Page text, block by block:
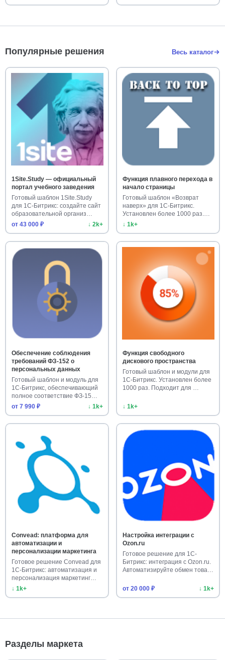
Популярные решения Весь каталог
1Site.Study — официальный
портал учебного заведения
Готовый шаблон 1Site.Study
для 1С-Битрикс: создайте сайт
образовательной организ…
от 43 000 ₽
↓ 2k+
Функция плавного перехода в
начало страницы
Готовый шаблон «Возврат
наверх» для 1С-Битрикс.
Установлен более 1000 раз.
Улучш…
↓ 1k+
Обеспечение соблюдения
требований ФЗ-152 о
персональных данных
Готовый шаблон и модуль для
1С-Битрикс, обеспечивающий
полное соответствие ФЗ-15…
от 7 990 ₽
↓ 1k+
Функция свободного
дискового пространства
Готовый шаблон и модули для
1С-Битрикс. Установлен более
1000 раз. Подходит для …
↓ 1k+
Convead: платформа для
автоматизации и
персонализации маркетинга
Готовое решение Convead для
1С-Битрикс: автоматизация и
персонализация маркетинг…
↓ 1k+
Настройка интеграции с
Ozon.ru
Готовое решение для 1С-
Битрикс: интеграция с Ozon.ru.
Автоматизируйте обмен това…
от 20 000 ₽ ↓ 1k+
Разделы маркета